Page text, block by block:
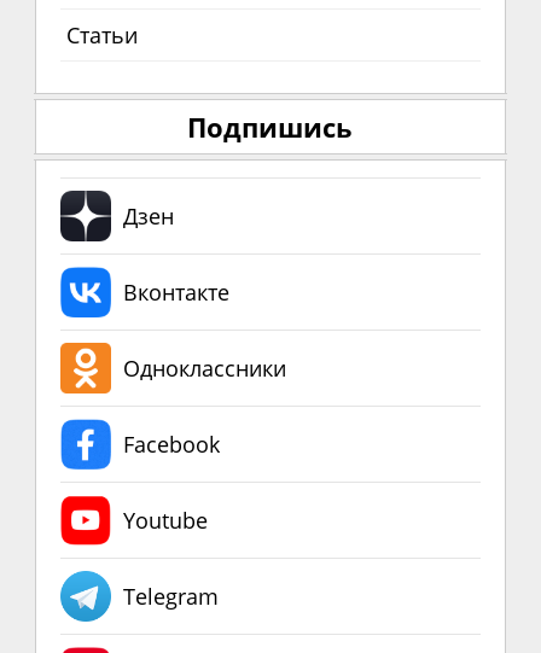
Статьи
Подпишись
Дзен
Вконтакте
Одноклассники
Facebook
Youtube
Telegram